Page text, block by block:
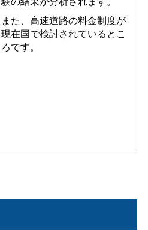
また、高速道路の料金制度が
現在国で検討されているとこ
ろです。